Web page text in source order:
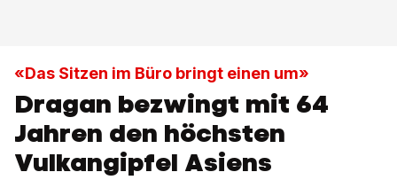
«Das Sitzen im Büro bringt einen um»
Dragan bezwingt mit 64
Jahren den höchsten
Vulkangipfel Asiens